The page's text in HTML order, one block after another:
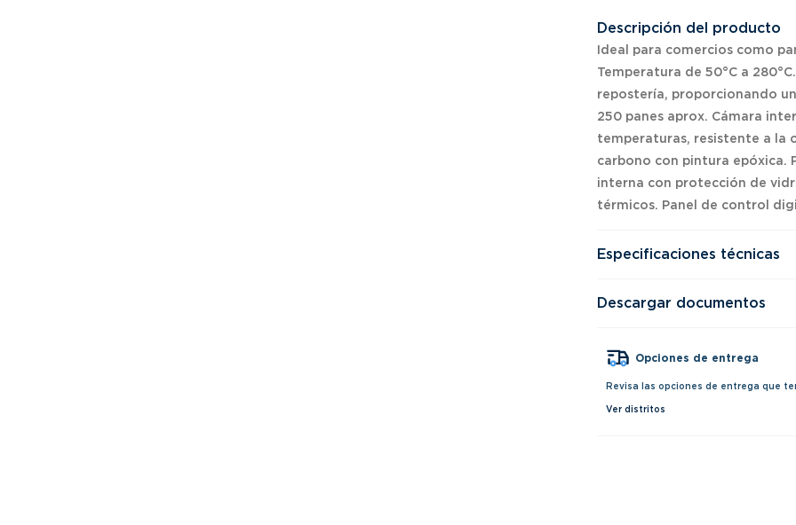
Descripción del producto
Ideal para comercios como
Temperatura de 50°C a
repostería, proporcionando
250 panes aprox. Cámara
temperaturas, resistente a la
carbono con pintura epóxica.
interna con protección de
térmicos. Panel de control
Especificaciones técnicas
Descargar documentos
Opciones de entrega
Revisa las opciones de entrega que
Ver distritos